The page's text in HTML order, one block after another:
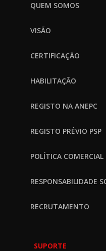
QUEM SOMOS
VISÃO
CERTIFICAÇÃO
HABILITAÇÃO
REGISTO NA ANEPC
REGISTO PRÉVIO PSP
POLÍTICA COMERCIAL
RESPONSABILIDADE
RECRUTAMENTO
SUPORTE